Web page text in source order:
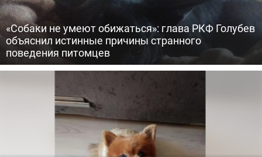
«Собаки не умеют обижаться»: глава РКФ Голубев
объяснил истинные причины странного
поведения питомцев